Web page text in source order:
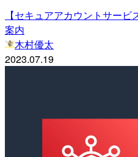
【セキュアアカウントサー
案内
木村優太
2023.07.19